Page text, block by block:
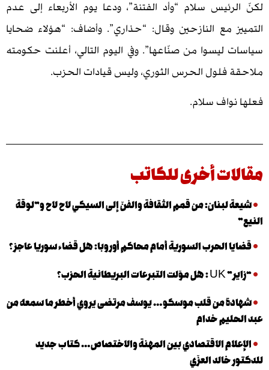
سلام “وأد الفتنة”، ودعا يوم الأربعاء إلى عدم
مع النازحين وقال: “حذاري”. وأضاف: “هؤلاء ضحايا
من صنّاعها”. وفي اليوم التالي، أعلنت حكومته
الحرس الثوري، وليس قيادات الحزب.
سلام.
أخرى للكاتب
من قمم الثقافة والفنّ إلى السيكي لاح لاح و”لوقة
الحرب السورية أمام محاكم أوروبا: هل قضاء سوريا عاجز؟
من قلب موسكو… يوسف مرتضى يروي أخطر ما سمعه من
خدام
الاقتصادي بين المهنة والاختصاص… كتاب جديد
العزّي